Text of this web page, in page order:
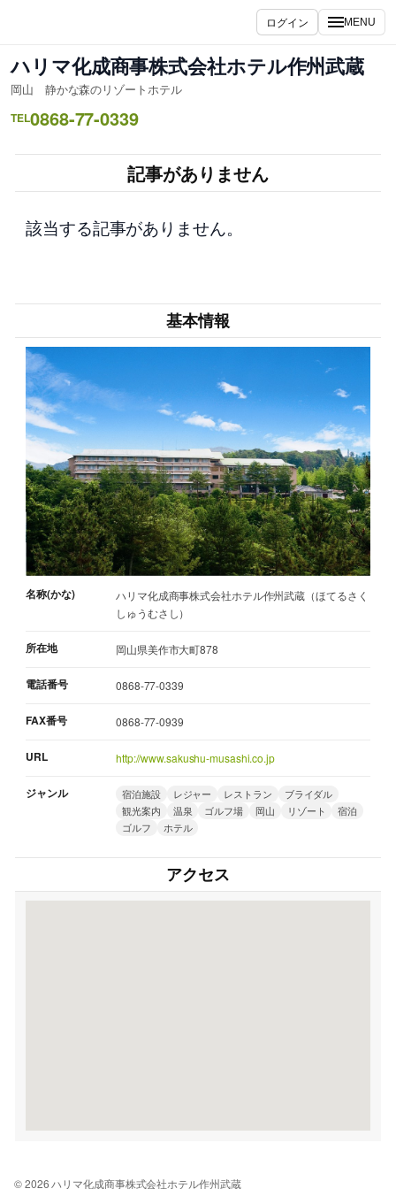
ス
キ
ッ
ログイン MENU
ハリマ化成商事株式会社ホテル作州武蔵
岡山 静かな森のリゾートホテル
TEL0868-77-0339
記事がありません
該当する記事がありません。
基本情報
名称(かな)
ハリマ化成商事株式会社ホテル作州武蔵（ほてるさく
しゅうむさし）
所在地 岡山県美作市大町878
電話番号 0868-77-0339
FAX番号 0868-77-0939
URL http://www.sakushu-musashi.co.jp
ジャンル 宿泊施設 レジャー レストラン
ブライダル
観光案内
温泉 ゴルフ場 岡山 リゾート
宿泊
ゴルフ
ホテル
アクセス
© 2026 ハリマ化成商事株式会社ホテル作州武蔵